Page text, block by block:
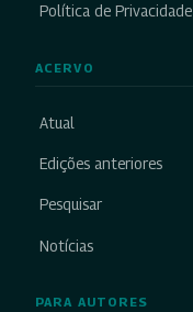
Política de Privacidade
ACERVO
Atual
Edições anteriores
Pesquisar
Notícias
PARA AUTORES